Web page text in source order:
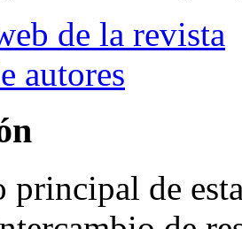
de la revista
autores
de